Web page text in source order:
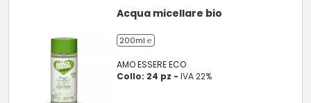
Acqua micellare bio
200ml ℮
AMO ESSERE ECO
Collo: 24 pz -IVA 22%